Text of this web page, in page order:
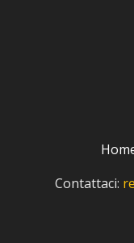
Contattaci: